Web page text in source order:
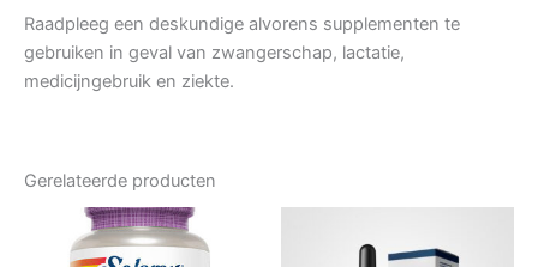
Raadpleeg een deskundige alvorens supplementen te
gebruiken in geval van zwangerschap, lactatie,
medicijngebruik en ziekte.
Gerelateerde producten